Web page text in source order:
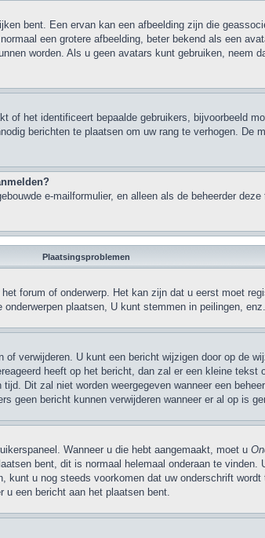
bent. Een ervan kan een afbeelding zijn die
een grotere afbeelding, beter bekend als een
worden. Als u geen avatars kunt gebruiken, neem
of het identificeert bepaalde gebruikers, bijvoorbeeld
berichten te plaatsen om uw rang te verhogen. De
e-mailformulier, en alleen als de beheerder
Plaatsingsproblemen
forum of onderwerp. Het kan zijn dat u eerst moet
plaatsen, U kunt stemmen in peilingen, enz.
verwijderen. U kunt een bericht wijzigen door op de
heeft op het bericht, dan zal er een kleine tekst
Dit zal niet worden weergegeven wanneer een
geen bericht kunnen verwijderen wanneer er al op is
Wanneer u die hebt aangemaakt, moet u
bent, dit is normaal helemaal onderaan te
u nog steeds voorkomen dat uw onderschrift
u een bericht aan het plaatsen bent.